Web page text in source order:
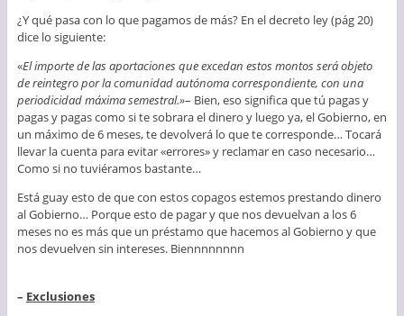
¿Y qué pasa con lo que pagamos de más? En el decreto ley (pág 20)
dice lo siguiente:
«El importe de las aportaciones que excedan estos montos será objeto
de reintegro por la comunidad autónoma correspondiente, con una
periodicidad máxima semestral.»– Bien, eso significa que tú pagas y
pagas y pagas como si te sobrara el dinero y luego ya, el Gobierno, en
un máximo de 6 meses, te devolverá lo que te corresponde… Tocará
llevar la cuenta para evitar «errores» y reclamar en caso necesario…
Como si no tuviéramos bastante…
Está guay esto de que con estos copagos estemos prestando dinero
al Gobierno… Porque esto de pagar y que nos devuelvan a los 6
meses no es más que un préstamo que hacemos al Gobierno y que
nos devuelven sin intereses. Biennnnnnnn
– Exclusiones